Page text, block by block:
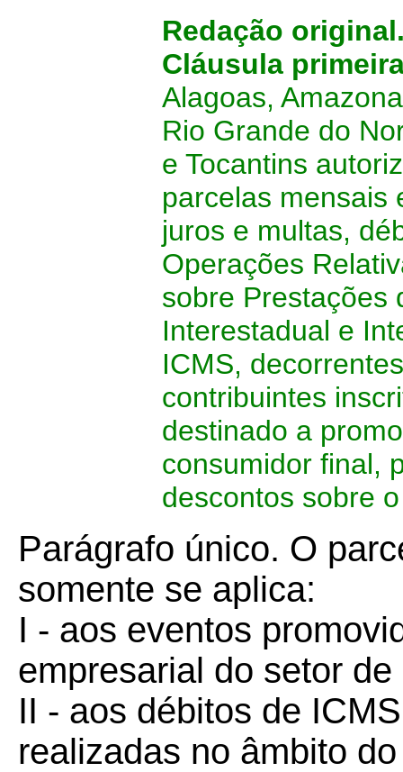
Redação
Cláusula
Alagoas,
Rio Grande do
e Tocantins
parcelas mensais
juros e multas,
Operações
sobre Prestações
Interestadual e
ICMS,
contribuintes
destinado a
consumidor final,
descontos sobre
Parágrafo único. O
somente se aplica:
I - aos eventos
empresarial do setor
II - aos débitos de
realizadas no âmbito